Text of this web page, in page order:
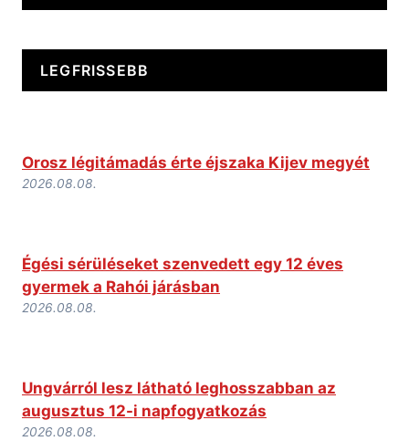
LEGFRISSEBB
Orosz légitámadás érte éjszaka Kijev megyét
2026.08.08.
Égési sérüléseket szenvedett egy 12 éves
gyermek a Rahói járásban
2026.08.08.
Ungvárról lesz látható leghosszabban az
augusztus 12-i napfogyatkozás
2026.08.08.